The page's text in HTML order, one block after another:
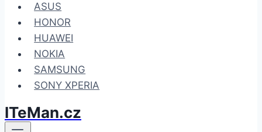
ASUS
HONOR
HUAWEI
NOKIA
SAMSUNG
SONY XPERIA
ITeMan.cz